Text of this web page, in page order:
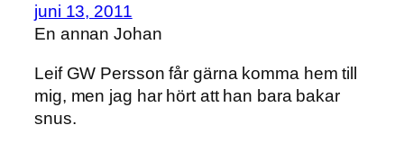
juni 13, 2011
En annan Johan
Leif GW Persson får gärna komma hem till
mig, men jag har hört att han bara bakar
snus.